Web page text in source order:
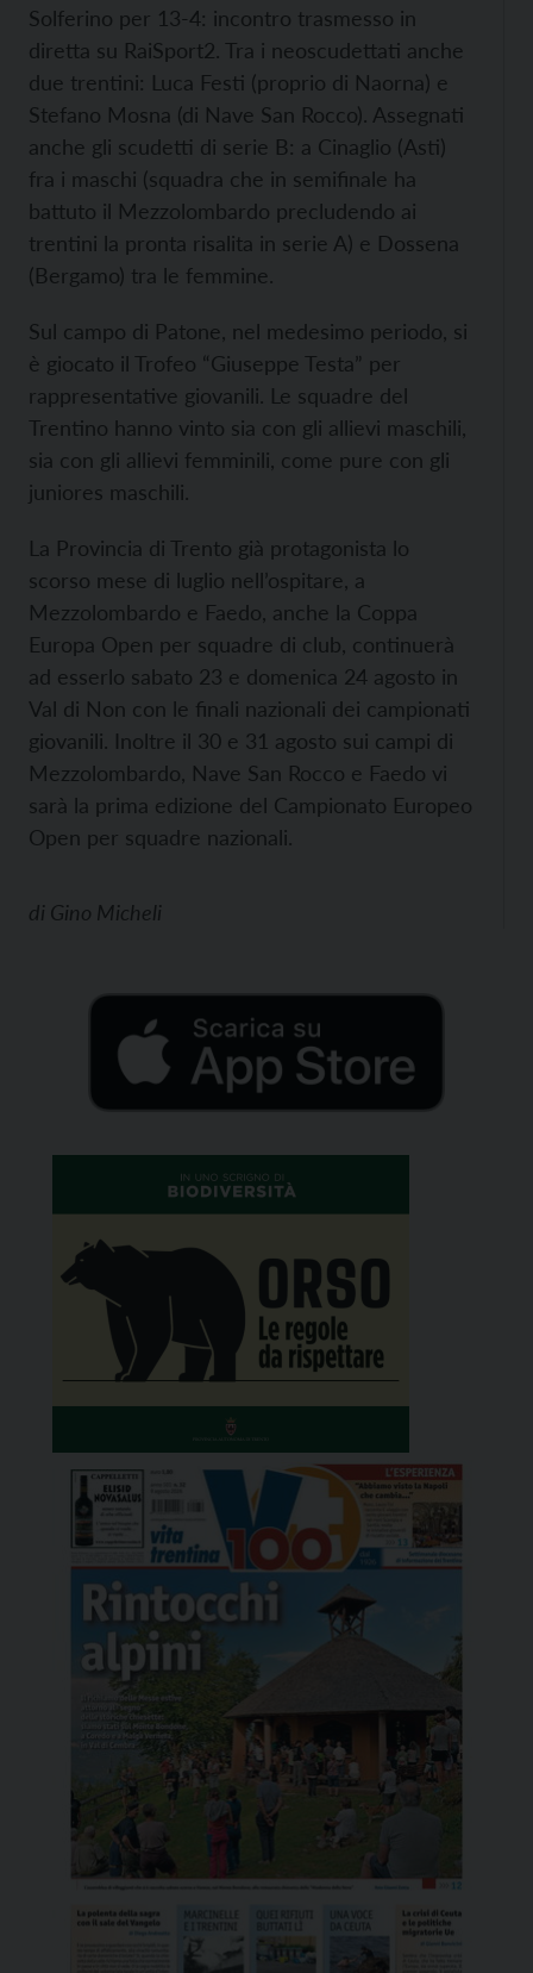
Solferino per 13-4: incontro trasmesso in
diretta su RaiSport2. Tra i neoscudettati anche
due trentini: Luca Festi (proprio di Naorna) e
Stefano Mosna (di Nave San Rocco). Assegnati
anche gli scudetti di serie B: a Cinaglio (Asti)
fra i maschi (squadra che in semifinale ha
battuto il Mezzolombardo precludendo ai
trentini la pronta risalita in serie A) e Dossena
(Bergamo) tra le femmine.
Sul campo di Patone, nel medesimo periodo, si
è giocato il Trofeo “Giuseppe Testa” per
rappresentative giovanili. Le squadre del
Trentino hanno vinto sia con gli allievi maschili,
sia con gli allievi femminili, come pure con gli
juniores maschili.
La Provincia di Trento già protagonista lo
scorso mese di luglio nell’ospitare, a
Mezzolombardo e Faedo, anche la Coppa
Europa Open per squadre di club, continuerà
ad esserlo sabato 23 e domenica 24 agosto in
Val di Non con le finali nazionali dei campionati
giovanili. Inoltre il 30 e 31 agosto sui campi di
Mezzolombardo, Nave San Rocco e Faedo vi
sarà la prima edizione del Campionato Europeo
Open per squadre nazionali.
di Gino Micheli